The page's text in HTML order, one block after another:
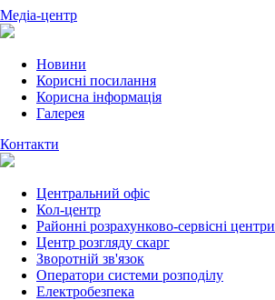
Медіа-центр
Новини
Корисні посилання
Корисна інформація
Галерея
Контакти
Центральний офіс
Кол-центр
Районні розрахунково-сервісні центри
Центр розгляду скарг
Зворотній зв'язок
Оператори системи розподілу
Електробезпека